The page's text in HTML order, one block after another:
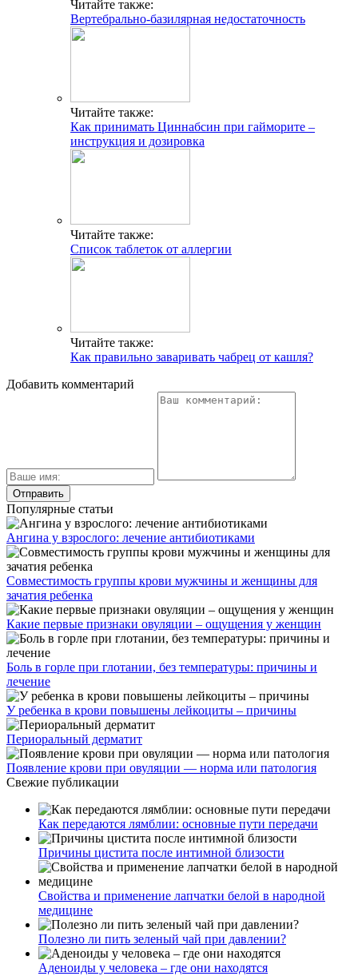
Читайте также:
Вертебрально-базилярная недостаточность
Читайте также:
Как принимать Циннабсин при гайморите –
инструкция и дозировка
Читайте также:
Список таблеток от аллергии
Читайте также:
Как правильно заваривать чабрец от кашля?
Добавить комментарий
Популярные статьи
Ангина у взрослого: лечение антибиотиками
Совместимость группы крови мужчины и женщины для
зачатия ребенка
Какие первые признаки овуляции – ощущения у женщин
Боль в горле при глотании, без температуры: причины и
лечение
У ребенка в крови повышены лейкоциты – причины
Периоральный дерматит
Появление крови при овуляции — норма или патология
Свежие публикации
Как передаются лямблии: основные пути передачи
Причины цистита после интимной близости
Свойства и применение лапчатки белой в народной
медицине
Полезно ли пить зеленый чай при давлении?
Аденоиды у человека – где они находятся